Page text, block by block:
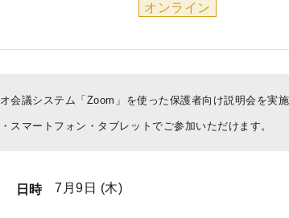
オンライン
会議システム「Zoom」を使った保護者向け説明会を実
スマートフォン・タブレットでご参加いただけます。
日時 7月9日 (木)